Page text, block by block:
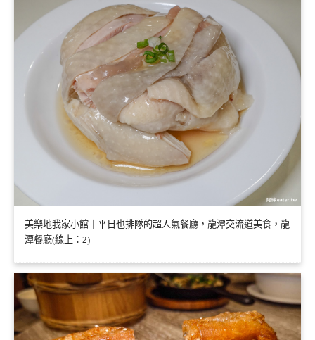
美樂地我家小館｜平日也排隊的超人氣餐廳，龍潭交流道美食，龍
潭餐廳(線上：2)